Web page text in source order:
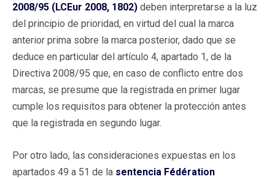
2008/95 (LCEur 2008, 1802) deben interpretarse a la luz
del principio de prioridad, en virtud del cual la marca
anterior prima sobre la marca posterior, dado que se
deduce en particular del artículo 4, apartado 1, de la
Directiva 2008/95 que, en caso de conflicto entre dos
marcas, se presume que la registrada en primer lugar
cumple los requisitos para obtener la protección antes
que la registrada en segundo lugar.
Por otro lado, las consideraciones expuestas en los
apartados 49 a 51 de la sentencia Fédération